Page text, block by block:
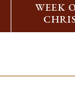
WEEK